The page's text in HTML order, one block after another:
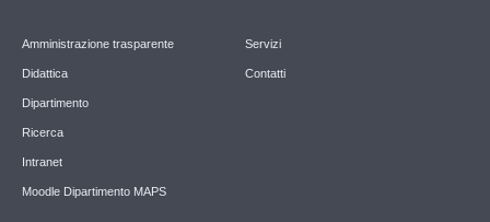
Amministrazione trasparente
Didattica
Dipartimento
Ricerca
Intranet
Moodle Dipartimento MAPS
Servizi
Contatti